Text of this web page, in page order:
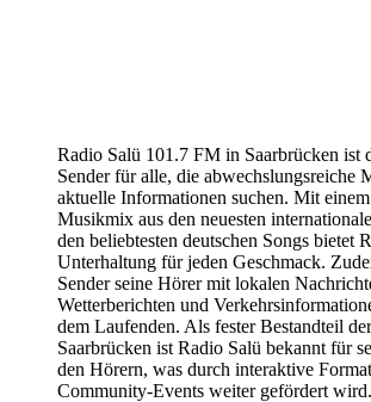
Radio Salü 101.7 FM in Saarbrücken ist
Sender für alle, die abwechslungsreiche
aktuelle Informationen suchen. Mit
Musikmix aus den neuesten
den beliebtesten deutschen Songs bietet
Unterhaltung für jeden Geschmack.
Sender seine Hörer mit lokalen
Wetterberichten und
dem Laufenden. Als fester Bestandteil
Saarbrücken ist Radio Salü bekannt für
den Hörern, was durch interaktive
Community-Events weiter gefördert wird.